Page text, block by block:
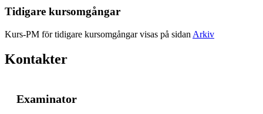
Tidigare kursomgångar
Kurs-PM för tidigare kursomgångar visas på sidan Arkiv
Kontakter
Examinator